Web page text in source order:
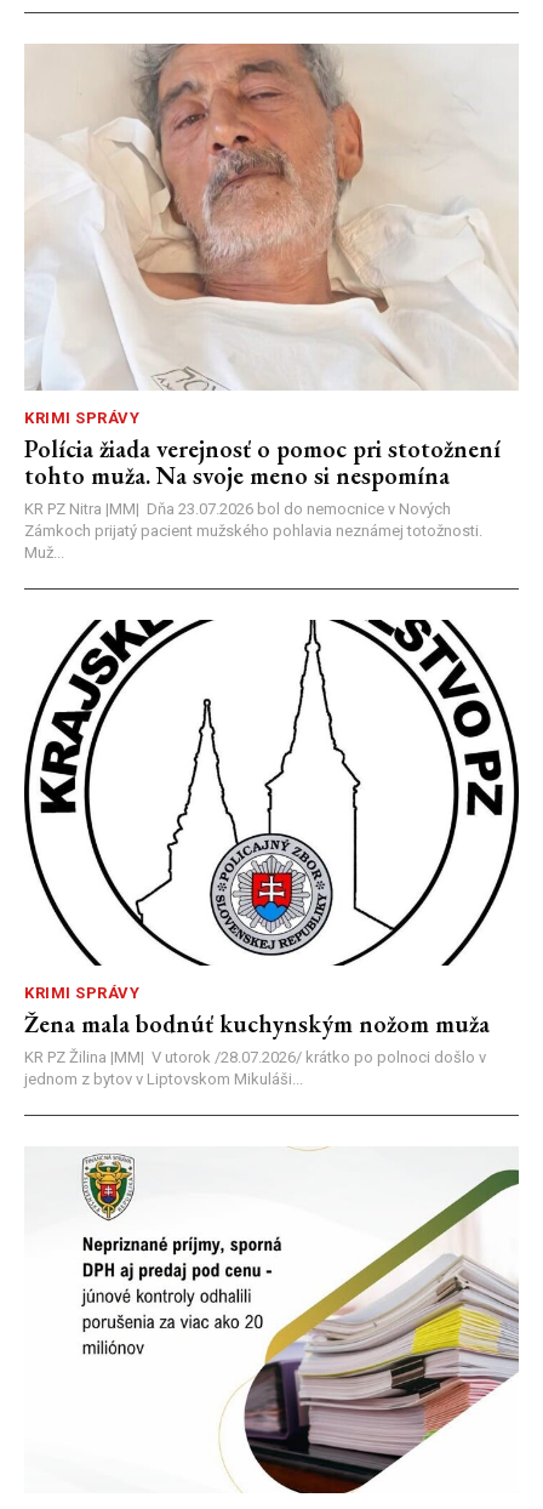
KRIMI SPRÁVY
Polícia žiada verejnosť o pomoc pri stotožnení
tohto muža. Na svoje meno si nespomína
KR PZ Nitra |MM| Dňa 23.07.2026 bol do nemocnice v Nových
Zámkoch prijatý pacient mužského pohlavia neznámej totožnosti.
Muž...
KRIMI SPRÁVY
Žena mala bodnúť kuchynským nožom muža
KR PZ Žilina |MM| V utorok /28.07.2026/ krátko po polnoci došlo v
jednom z bytov v Liptovskom Mikuláši...